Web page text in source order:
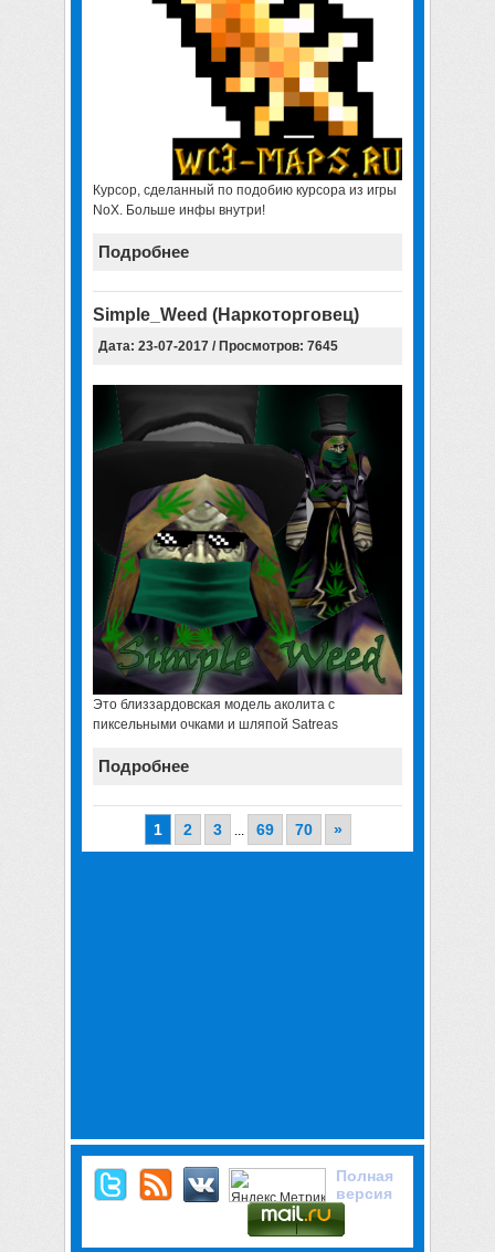
Курсор, сделанный по подобию курсора из игры
NoX. Больше инфы внутри!
Подробнее
Simple_Weed (Наркоторговец)
Дата: 23-07-2017 / Просмотров: 7645
Это близзардовская модель аколита с
пиксельными очками и шляпой Satreas
Подробнее
1 2 3 ... 69 70 »
Полная
версия